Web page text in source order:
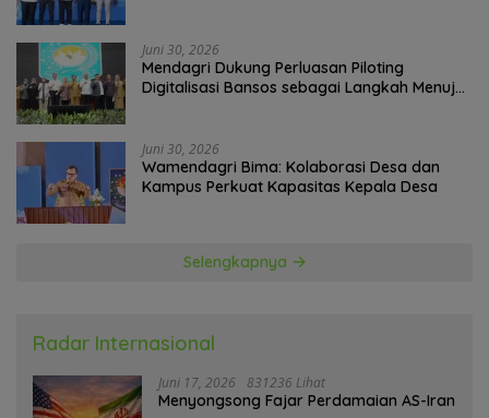
Juni 30, 2026
Mendagri Dukung Perluasan Piloting
Digitalisasi Bansos sebagai Langkah Menuju
Juni 30, 2026
Wamendagri Bima: Kolaborasi Desa dan
Kampus Perkuat Kapasitas Kepala Desa
Selengkapnya
Radar Internasional
Juni 17, 2026 831236 Lihat
Menyongsong Fajar Perdamaian AS-Iran